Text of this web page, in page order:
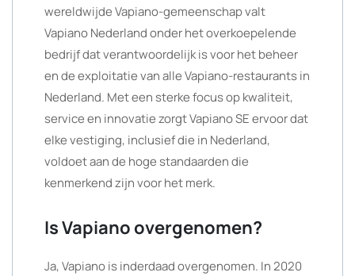
wereldwijde Vapiano-gemeenschap valt
Vapiano Nederland onder het overkoepelende
bedrijf dat verantwoordelijk is voor het beheer
en de exploitatie van alle Vapiano-restaurants in
Nederland. Met een sterke focus op kwaliteit,
service en innovatie zorgt Vapiano SE ervoor dat
elke vestiging, inclusief die in Nederland,
voldoet aan de hoge standaarden die
kenmerkend zijn voor het merk.
Is Vapiano overgenomen?
Ja, Vapiano is inderdaad overgenomen. In 2020